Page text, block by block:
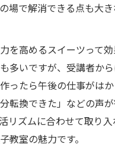
場で解消できる点も大
を高めるスイーツって
多いですが、受講者か
ったら午後の仕事がは
転換できた」などの声
リズムに合わせて取り
教室の魅力です。